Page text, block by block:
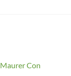
Con